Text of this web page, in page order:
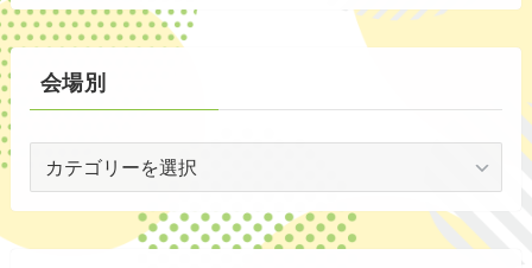
(1)
(5)
ン
ト
別
会場別
別